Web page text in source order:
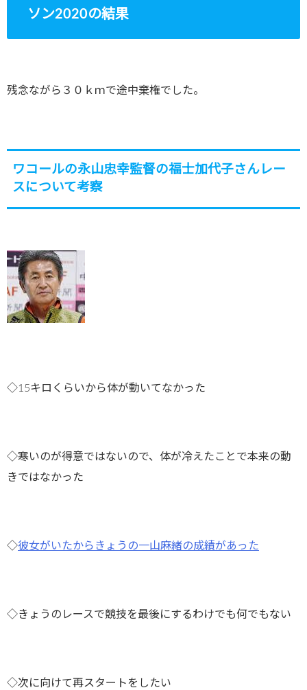
ソン2020の結果
残念ながら３０ｋｍで途中棄権でした。
ワコールの永山忠幸監督の福士加代子さんレー
スについて考察
◇15キロくらいから体が動いてなかった
◇寒いのが得意ではないので、体が冷えたことで本来の動
きではなかった
◇彼女がいたからきょうの一山麻緒の成績があった
◇きょうのレースで競技を最後にするわけでも何でもない
◇次に向けて再スタートをしたい